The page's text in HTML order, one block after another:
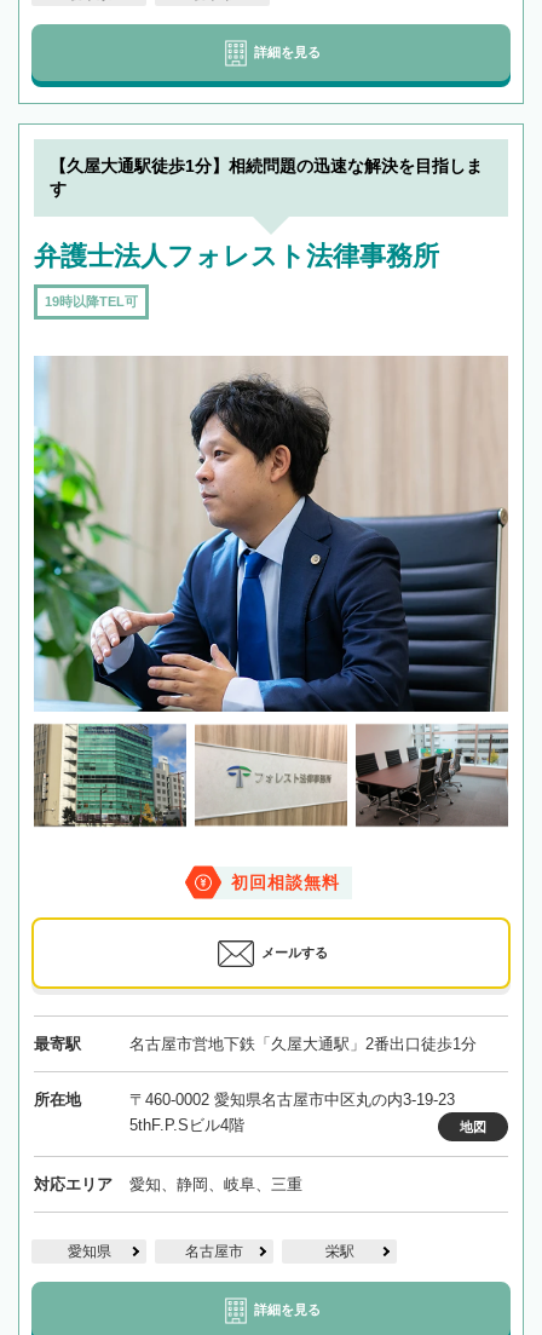
詳細を見る
【久屋大通駅徒歩1分】相続問題の迅速な解決を目指しま
す
弁護士法人フォレスト法律事務所
19時以降TEL可
初回相談無料
メールする
最寄駅 名古屋市営地下鉄「久屋大通駅」2番出口徒歩1分
所在地
〒460-0002 愛知県名古屋市中区丸の内3-19-23
5thF.P.Sビル4階
地図
対応エリア 愛知、静岡、岐阜、三重
愛知県 名古屋市 栄駅
詳細を見る